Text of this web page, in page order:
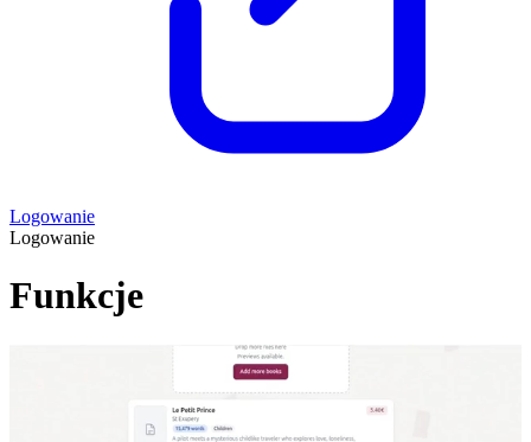
Logowanie
Logowanie
Funkcje